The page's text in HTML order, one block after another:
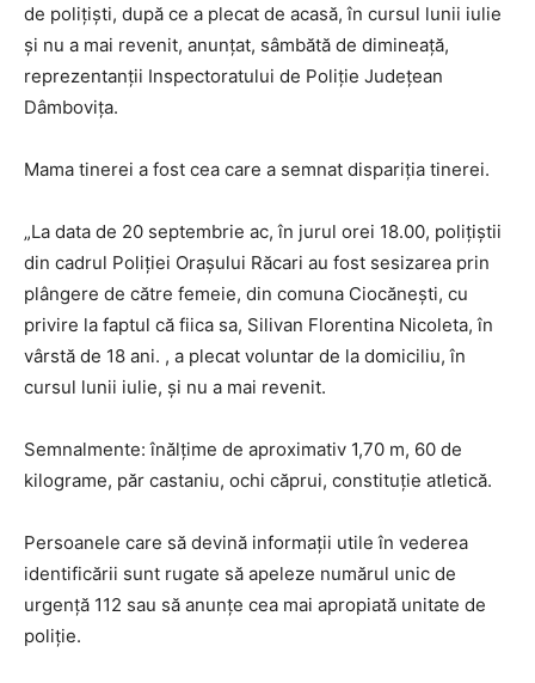
de polițiști, după ce a plecat de acasă, în cursul lunii iulie
și nu a mai revenit, anunțat, sâmbătă de dimineață,
reprezentanții Inspectoratului de Poliție Județean
Dâmbovița.
Mama tinerei a fost cea care a semnat dispariția tinerei.
„La data de 20 septembrie ac, în jurul orei 18.00, polițiștii
din cadrul Poliției Orașului Răcari au fost sesizarea prin
plângere de către femeie, din comuna Ciocănești, cu
privire la faptul că fiica sa, Silivan Florentina Nicoleta, în
vârstă de 18 ani. , a plecat voluntar de la domiciliu, în
cursul lunii iulie, și nu a mai revenit.
Semnalmente: înălțime de aproximativ 1,70 m, 60 de
kilograme, păr castaniu, ochi căprui, constituție atletică.
Persoanele care să devină informații utile în vederea
identificării sunt rugate să apeleze numărul unic de
urgență 112 sau să anunțe cea mai apropiată unitate de
poliție.